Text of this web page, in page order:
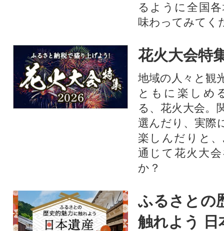
るように全国
味わってみてく
花火大会特
地域の人々と観
ともに楽しめ
る、花火大会。
選んだり、実際
楽しんだりと
通じて花火大
か？​
ふるさとの
触れよう 日